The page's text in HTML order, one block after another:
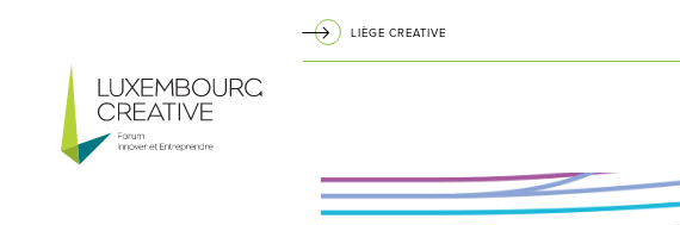
principal
LIÈGE CREATIVE
Navigation